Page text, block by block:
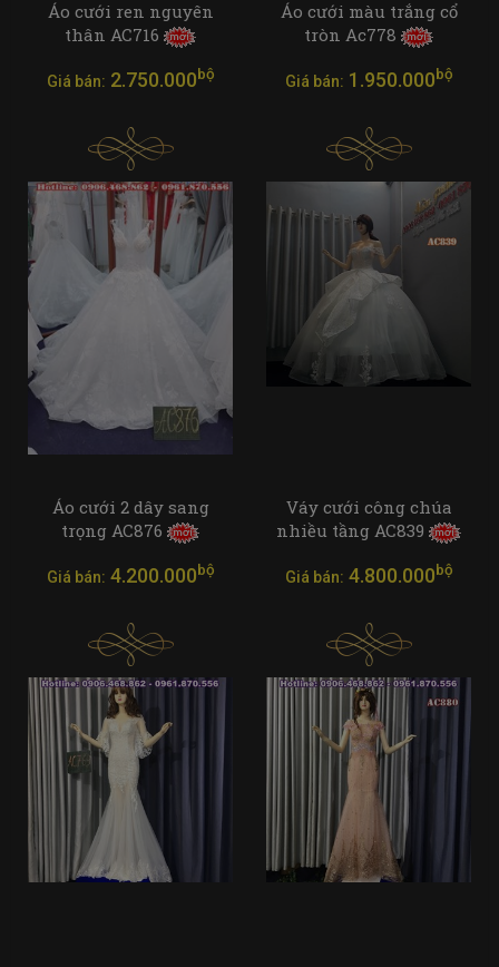
Áo cưới ren nguyên
thân AC716
Giá bán: 2.750.000bộ
Áo cưới màu trắng cổ
tròn Ac778
Giá bán: 1.950.000bộ
Áo cưới 2 dây sang
trọng AC876
Giá bán: 4.200.000bộ
Váy cưới công chúa
nhiều tầng AC839
Giá bán: 4.800.000bộ